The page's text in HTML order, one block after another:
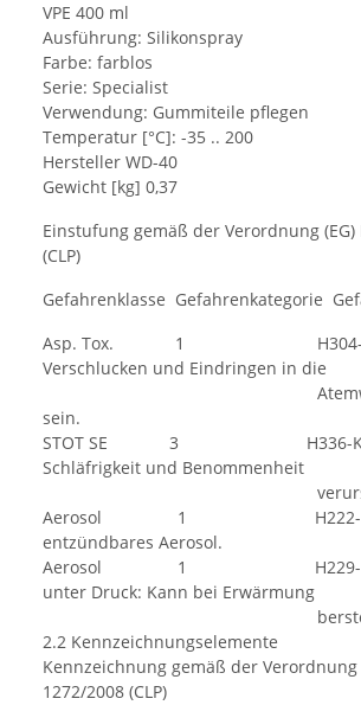
VPE 400 ml
Ausführung: Silikonspray
Farbe: farblos
Serie: Specialist
Verwendung: Gummiteile pflegen
Temperatur [°C]: -35 .. 200
Hersteller WD-40
Gewicht [kg] 0,37
Einstufung gemäß der Verordnung (EG)
(CLP)
Gefahrenklasse Gefahrenkategorie
Asp. Tox. 1 H304-
Verschlucken und Eindringen in die
Atemwege
sein.
STOT SE 3 H336-
Schläfrigkeit und Benommenheit
Aerosol 1 H222-
entzündbares Aerosol.
Aerosol 1 H229-
unter Druck: Kann bei Erwärmung
2.2 Kennzeichnungselemente
Kennzeichnung gemäß der Verordnung
1272/2008 (CLP)